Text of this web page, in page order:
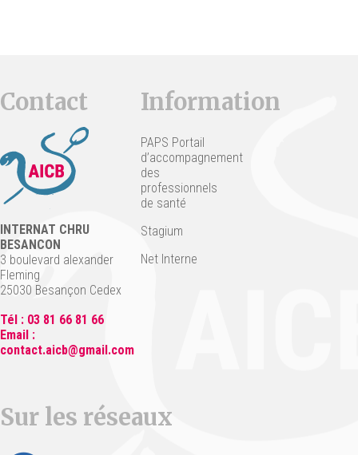
Contact
INTERNAT CHRU
BESANCON
3 boulevard alexander
Fleming
25030 Besançon Cedex
Tél : 03 81 66 81 66
Email :
contact.aicb@gmail.com
Information
PAPS Portail
d’accompagnement
des
professionnels
de santé
Stagium
Net Interne
Sur les réseaux